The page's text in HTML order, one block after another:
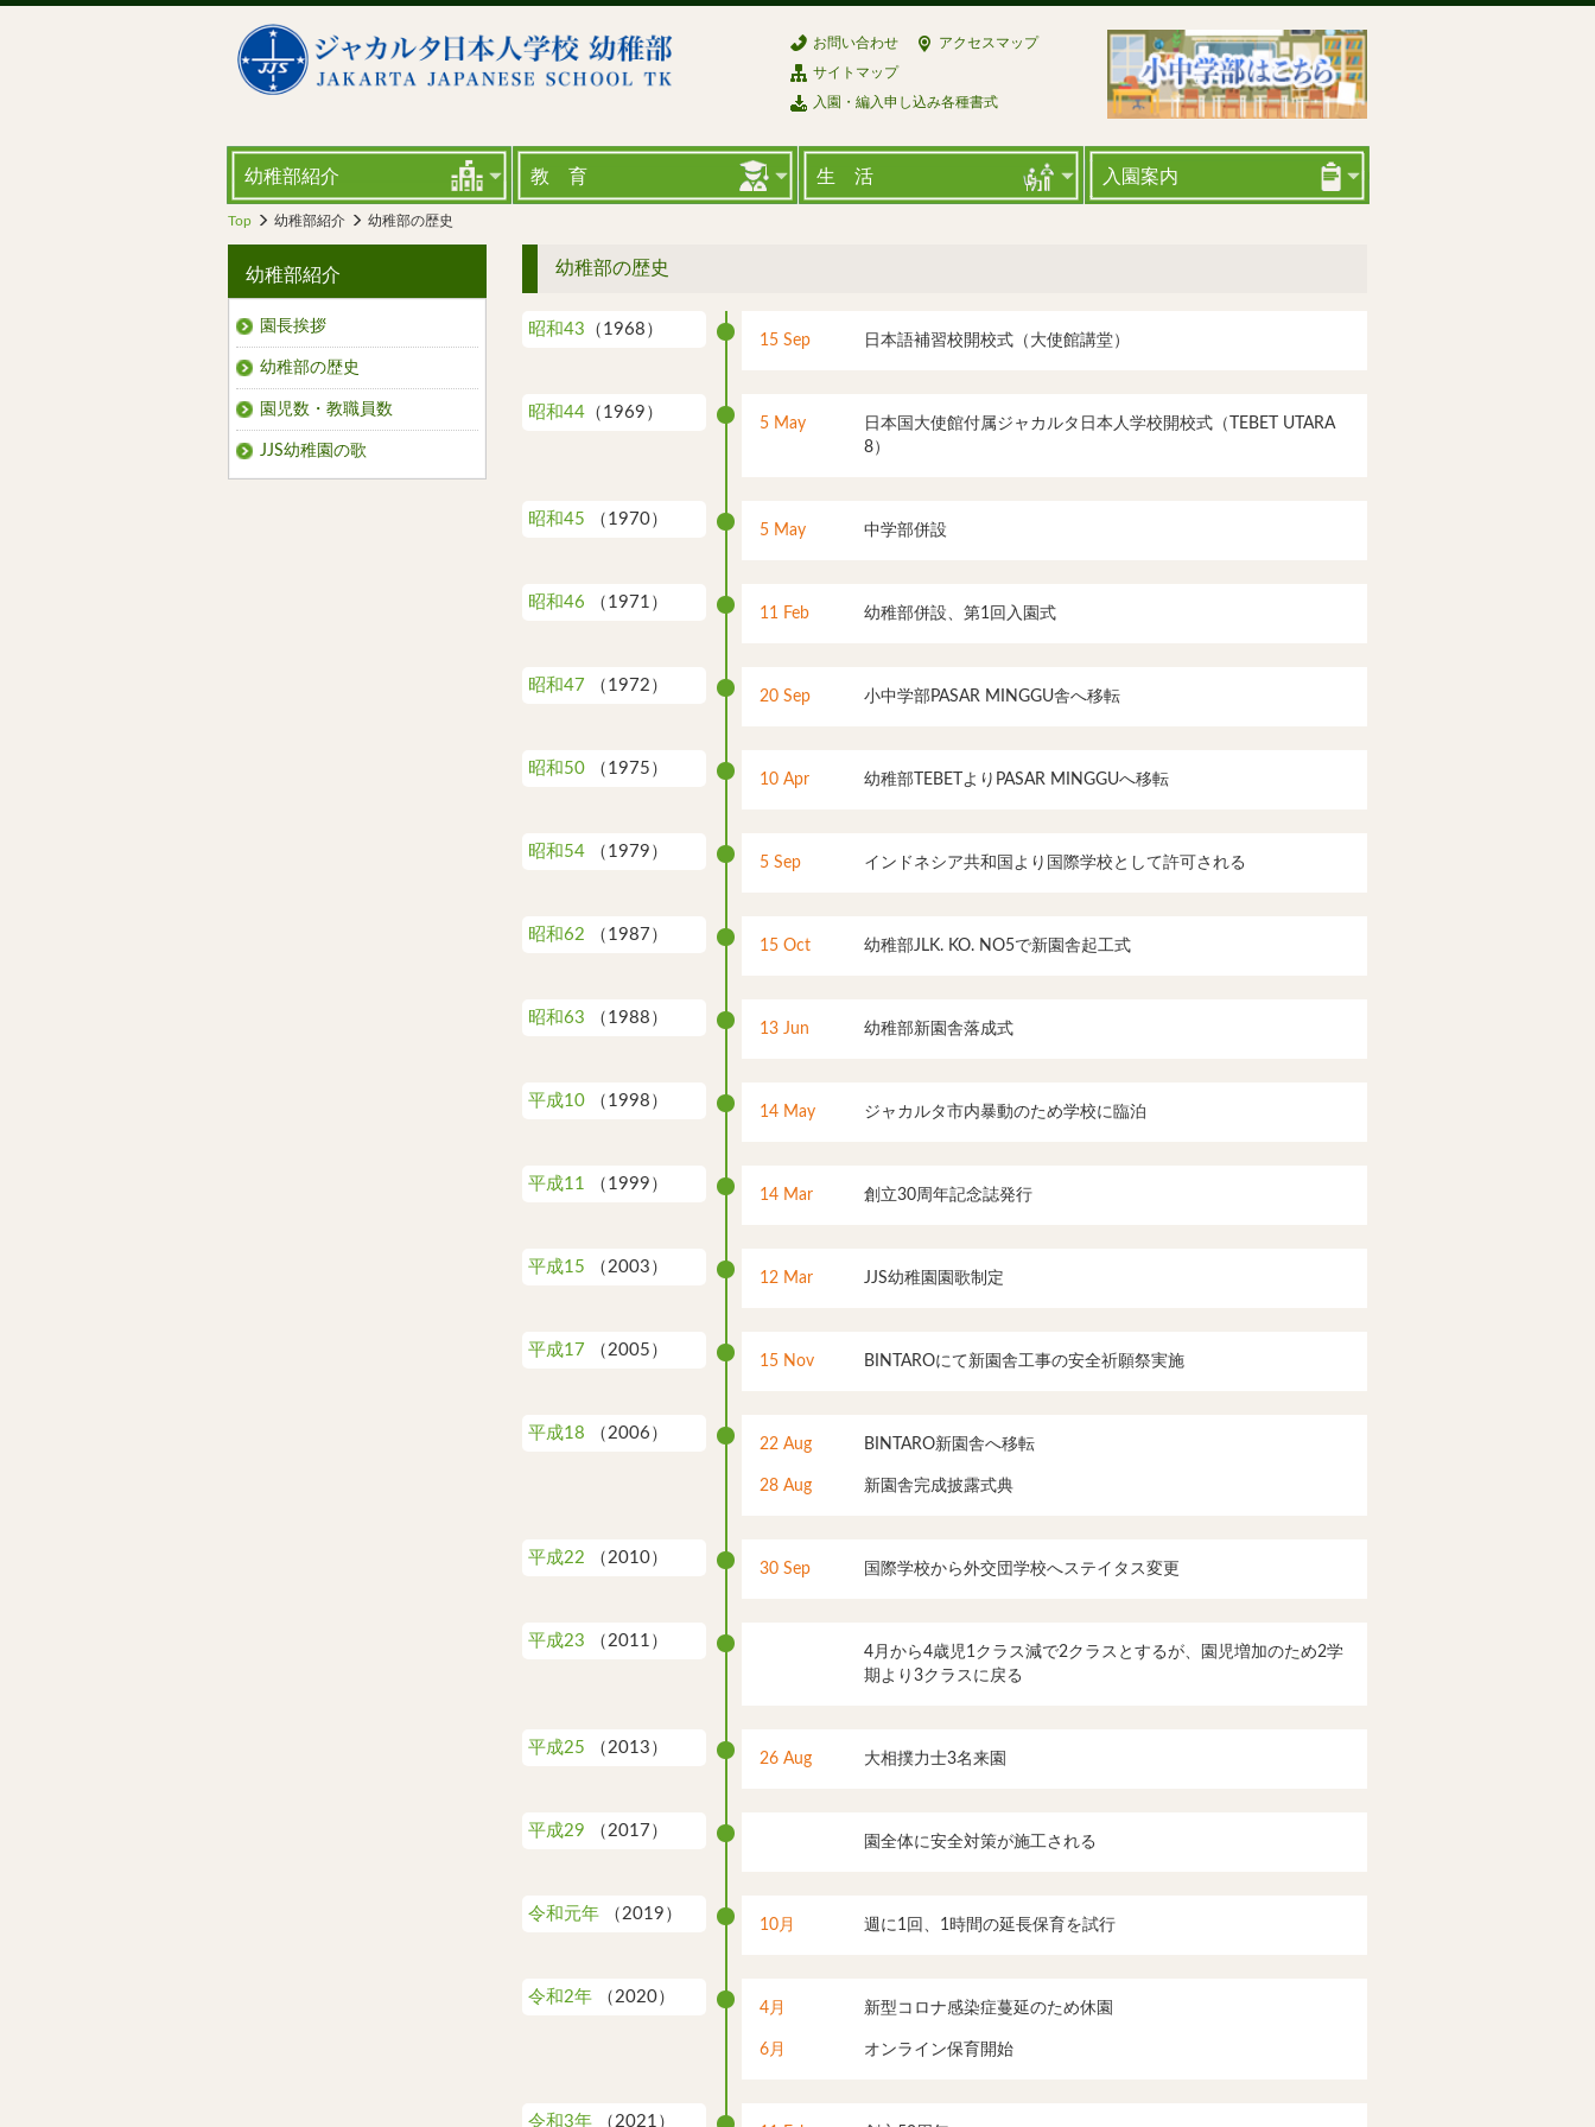
お問い合わせ アクセスマップ
サイトマップ
入園・編入申し込み各種書式
幼稚部紹介 教 育 生 活 入園案内
Top 幼稚部紹介 幼稚部の歴史
幼稚部の歴史
昭和43 （1968）
15 Sep 日本語補習校開校式（大使館講堂）
昭和44（1969）
5 May
日本国大使館付属ジャカルタ日本人学校開校式（TEBET UTARA
8）
昭和45 （1970）
5 May 中学部併設
昭和46 （1971）
11 Feb 幼稚部併設、第1回入園式
昭和47 （1972）
20 Sep 小中学部PASAR MINGGU舎へ移転
昭和50（1975）
10 Apr 幼稚部TEBETよりPASAR MINGGUへ移転
昭和54（1979）
5 Sep インドネシア共和国より国際学校として許可される
昭和62 （1987）
15 Oct 幼稚部JLK. KO. NO5で新園舎起工式
昭和63 （1988）
13 Jun 幼稚部新園舎落成式
平成10（1998）
14 May ジャカルタ市内暴動のため学校に臨泊
平成11 （1999）
14 Mar 創立30周年記念誌発行
平成15 （2003）
12 Mar JJS幼稚園園歌制定
平成17 （2005）
15 Nov BINTAROにて新園舎工事の安全祈願祭実施
平成18 （2006）
22 Aug BINTARO新園舎へ移転
28 Aug 新園舎完成披露式典
平成22 （2010）
30 Sep 国際学校から外交団学校へステイタス変更
平成23 （2011）
4月から4歳児1クラス減で2クラスとするが、園児増加のため2学
期より3クラスに戻る
平成25 （2013）
26 Aug 大相撲力士3名来園
平成29 （2017）
園全体に安全対策が施工される
令和元年（2019）
10月 週に1回、1時間の延長保育を試行
令和2年（2020）
4月 新型コロナ感染症蔓延のため休園
6月 オンライン保育開始
令和3年（2021）
幼稚部紹介
園長挨拶
幼稚部の歴史
園児数・教職員数
JJS幼稚園の歌